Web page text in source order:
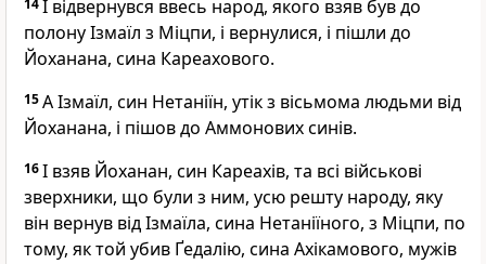
14І відвернувся ввесь народ, якого взяв був до
полону Ізмаїл з Міцпи, і вернулися, і пішли до
Йоханана, сина Кареахового.
15А Ізмаїл, син Нетаніїн, утік з вісьмома людьми від
Йоханана, і пішов до Аммонових синів.
16І взяв Йоханан, син Кареахів, та всі військові
зверхники, що були з ним, усю решту народу, яку
він вернув від Ізмаїла, сина Нетаніїного, з Міцпи, по
тому, як той убив Ґедалію, сина Ахікамового, мужів